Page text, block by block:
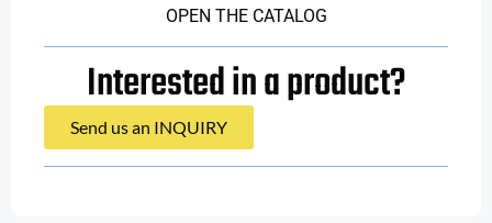
OPEN THE CATALOG
Interested in a product?
Send us an INQUIRY